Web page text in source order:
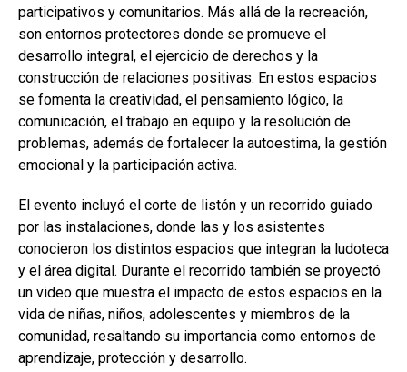
participativos y comunitarios. Más allá de la recreación,
son entornos protectores donde se promueve el
desarrollo integral, el ejercicio de derechos y la
construcción de relaciones positivas. En estos espacios
se fomenta la creatividad, el pensamiento lógico, la
comunicación, el trabajo en equipo y la resolución de
problemas, además de fortalecer la autoestima, la gestión
emocional y la participación activa.
El evento incluyó el corte de listón y un recorrido guiado
por las instalaciones, donde las y los asistentes
conocieron los distintos espacios que integran la ludoteca
y el área digital. Durante el recorrido también se proyectó
un video que muestra el impacto de estos espacios en la
vida de niñas, niños, adolescentes y miembros de la
comunidad, resaltando su importancia como entornos de
aprendizaje, protección y desarrollo.